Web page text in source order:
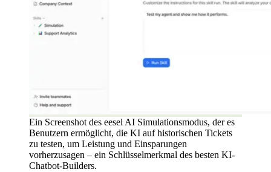
Ein Screenshot des eesel AI Simulationsmodus, der es
Benutzern ermöglicht, die KI auf historischen Tickets
zu testen, um Leistung und Einsparungen
vorherzusagen – ein Schlüsselmerkmal des besten KI-
Chatbot-Builders.